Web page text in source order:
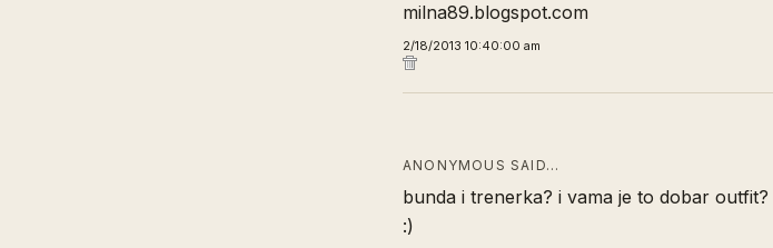
milna89.blogspot.com
2/18/2013 10:40:00 am
ANONYMOUS SAID…
bunda i trenerka? i vama je to dobar
:)